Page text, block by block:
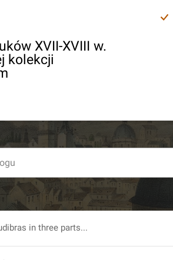
XVII-XVIII w.
kolekcji
in three parts...